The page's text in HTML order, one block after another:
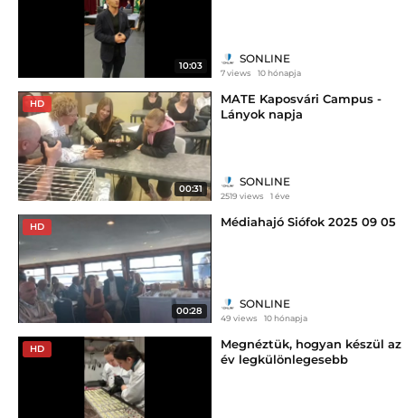
10:03
SONLINE
7 views 10 hónapja
HD
00:31
MATE Kaposvári Campus -
Lányok napja
SONLINE
2519 views 1 éve
HD
00:28
Médiahajó Siófok 2025 09 05
SONLINE
49 views 10 hónapja
HD
Megnéztük, hogyan készül az
év legkülönlegesebb